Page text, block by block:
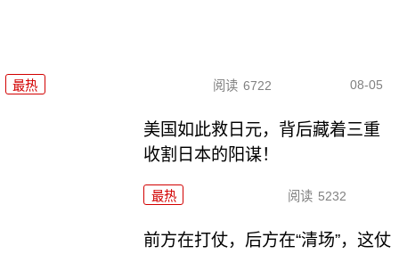
最热 阅读 6722 08-05
美国如此救日元，背后藏着三重
收割日本的阳谋！
最热 阅读 5232
前方在打仗，后方在“清场”，这仗